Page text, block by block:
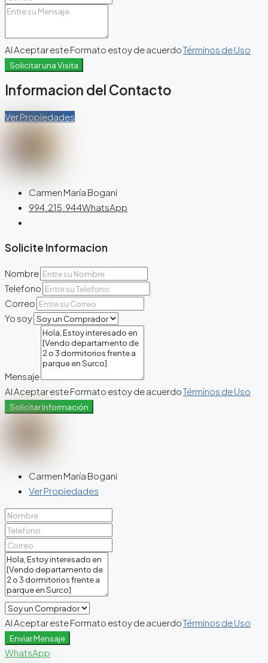
Al Aceptar este Formato estoy de acuerdoTérminos de Uso
Solicitar una Visita
Informacion del Contacto
Ver Propiedades
Carmen María Bogani
994.215.944WhatsApp
Solicite Informacion
Nombre
Telefono
Correo
Yo soy
Mensaje
Al Aceptar este Formato estoy de acuerdoTérminos de Uso
Solicitar Información
Carmen María Bogani
Ver Propiedades
Al Aceptar este Formato estoy de acuerdoTérminos de Uso
Enviar Mensaje
WhatsApp